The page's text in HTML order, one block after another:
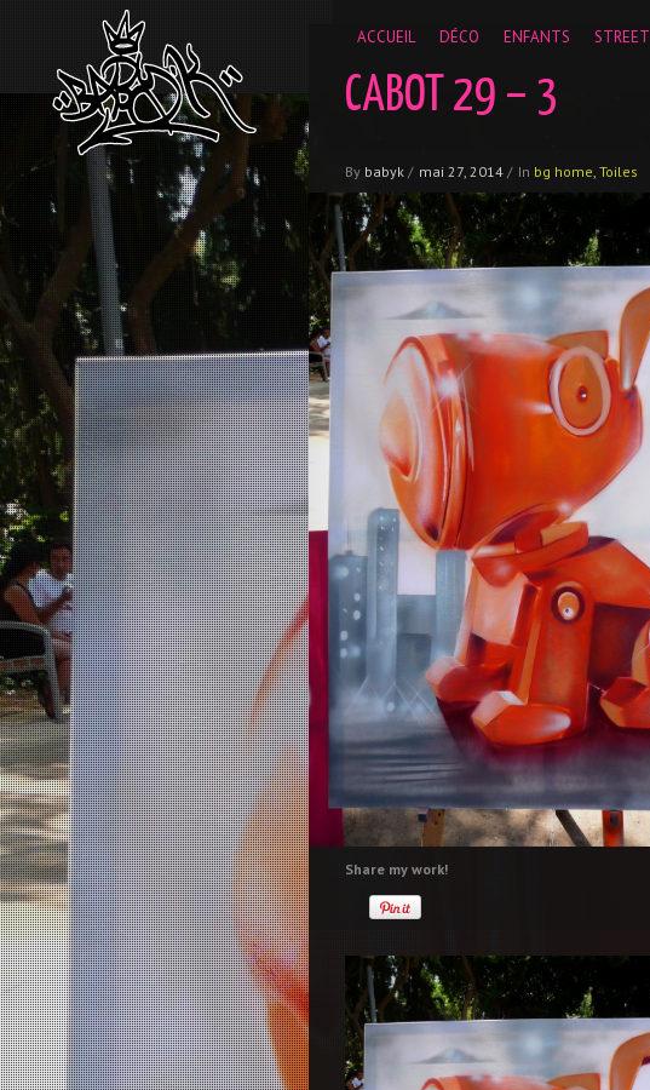
__gaTracker('require', 'displayfeatures'); __gaTracker('send','pageview');
ACCUEIL DÉCO ENFANTS STREET
CABOT 29 – 3
By babyk / mai 27, 2014 / In bg home, Toiles
Share my work!